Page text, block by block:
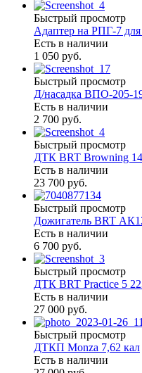
Быстрый просмотр
Адаптер на РПГ-7
Есть в наличии
1 050 руб.
Быстрый просмотр
Д/насадка ВПО-205-
Есть в наличии
2 700 руб.
Быстрый просмотр
ДТК BRT Browning 14
Есть в наличии
23 700 руб.
Быстрый просмотр
Дожигатель BRT
Есть в наличии
6 700 руб.
Быстрый просмотр
ДТК BRT Practice 5
Есть в наличии
27 000 руб.
Быстрый просмотр
ДТКП Monza 7,62 кал
Есть в наличии